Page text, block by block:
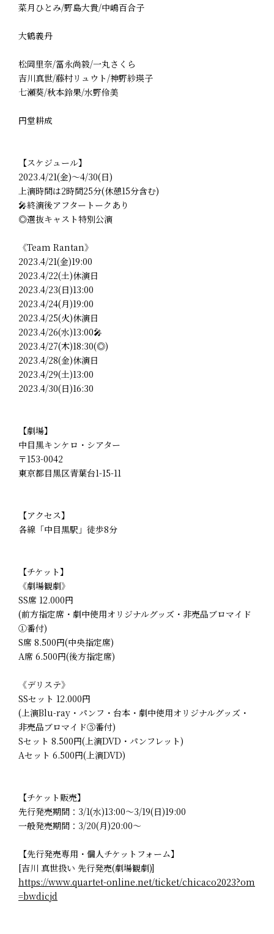
菜月ひとみ/野島大貴/中嶋百合子
大鶴義丹
松岡里奈/冨永尚毅/一丸さくら
吉川真世/藤村リュウト/神野紗瑛子
七瀬葵/秋本鈴果/水野伶美
円堂耕成
【スケジュール】
2023.4/21(金)～4/30(日)
上演時間は2時間25分(休憩15分含む)
🎤終演後アフタートークあり
◎選抜キャスト特別公演
《Team Rantan》
2023.4/21(金)19:00
2023.4/22(土)休演日
2023.4/23(日)13:00
2023.4/24(月)19:00
2023.4/25(火)休演日
2023.4/26(水)13:00🎤
2023.4/27(木)18:30(◎)
2023.4/28(金)休演日
2023.4/29(土)13:00
2023.4/30(日)16:30
【劇場】
中目黒キンケロ・シアター
〒153-0042
東京都目黒区青葉台1-15-11
【アクセス】
各線「中目黒駅」徒歩8分
【チケット】
《劇場観劇》
SS席 12.000円
(前方指定席・劇中使用オリジナルグッズ・非売品ブロマイド
①番付)
S席 8.500円(中央指定席)
A席 6.500円(後方指定席)
《デリステ》
SSセット 12.000円
(上演Blu-ray・パンフ・台本・劇中使用オリジナルグッズ・
非売品ブロマイド⑤番付)
Sセット 8.500円(上演DVD・パンフレット)
Aセット 6.500円(上演DVD)
【チケット販売】
先行発売期間：3/1(水)13:00～3/19(日)19:00
一般発売期間：3/20(月)20:00～
【先行発売専用・個人チケットフォーム】
[吉川 真世扱い 先行発売(劇場観劇)]
https://www.quartet-online.net/ticket/chicaco2023?om
=bwdicjd